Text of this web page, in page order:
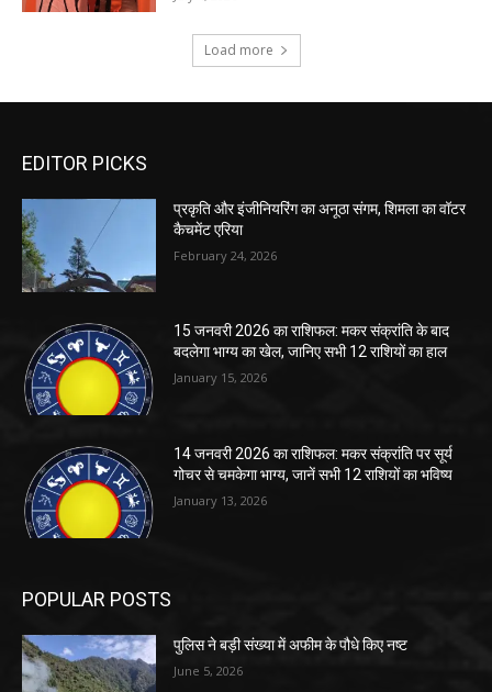
EDITOR PICKS
प्रकृति और इंजीनियरिंग का अनूठा संगम, शिमला का वॉटर
कैचमेंट एरिया
February 24, 2026
15 जनवरी 2026 का राशिफल: मकर संक्रांति के बाद
बदलेगा भाग्य का खेल, जानिए सभी 12 राशियों का हाल
January 15, 2026
14 जनवरी 2026 का राशिफल: मकर संक्रांति पर सूर्य
गोचर से चमकेगा भाग्य, जानें सभी 12 राशियों का भविष्य
January 13, 2026
POPULAR POSTS
पुलिस ने बड़ी संख्या में अफीम के पौधे किए नष्ट
June 5, 2026